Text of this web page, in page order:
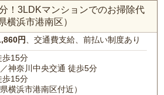
！3LDKマンションでのお掃除代
横浜市港南区）
円、交通費支給、前払い制度あり
歩15分
神奈川中央交通 徒歩5分
歩15分
県横浜市港南区付近）